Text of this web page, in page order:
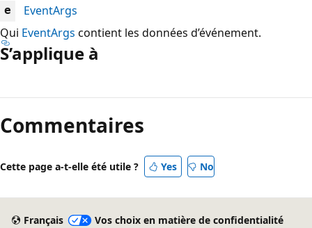
e
EventArgs
Qui EventArgs contient les données d’événement.
S’applique à
lecture
désactivé
Commentaires
Cette page a-t-elle été utile ? Yes No
Français
Vos choix en matière de confidentialité